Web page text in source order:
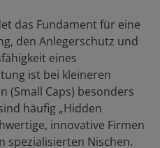
das Fundament für eine
den Anlegerschutz und
eines
ist bei kleineren
(Small Caps) besonders
häufig „Hidden
innovative Firmen
spezialisierten Nischen.